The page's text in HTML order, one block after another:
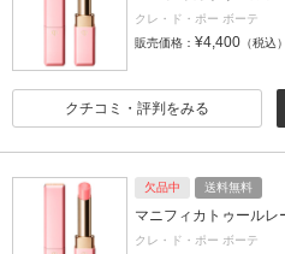
クレ・ド・ポー ボーテ
販売価格： ¥4,400 （税込）
クチコミ・評判をみる
欠品中 送料無料
マニフィカトゥールレ
クレ・ド・ポー ボーテ